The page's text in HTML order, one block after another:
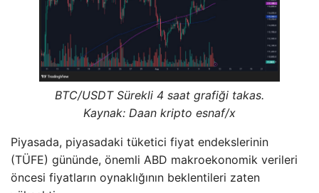
BTC/USDT Sürekli 4 saat grafiği takas.
Kaynak: Daan kripto esnaf/x
Piyasada, piyasadaki tüketici fiyat endekslerinin
(TÜFE) gününde, önemli ABD makroekonomik verileri
öncesi fiyatların oynaklığının beklentileri zaten